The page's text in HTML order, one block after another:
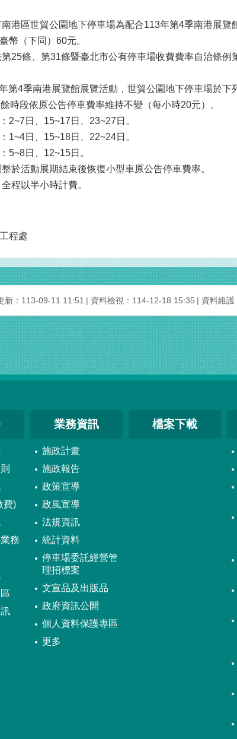
港區世貿公園地下停車場為配合113年第4季南港展
幣（下同）60元。
25條、第31條暨臺北市公有停車場收費費率自治條例
第4季南港展覽館展覽活動，世貿公園地下停車場於
時段依原公告停車費率維持不變（每小時20元）。
2~7日、15~17日、23~27日。
1~4日、15~18日、22~24日。
5~8日、12~15日。
於活動展期結束後恢復小型車原公告停車費率。
程以半小時計費。
程處
新：113-09-11 11:51 資料檢視：114-12-18 15:35 資料維
費)
務
業務資訊
施政計畫
施政報告
政策宣導
政風宣導
法規資訊
統計資料
停車場委託經營管
理招標案
文宣品及出版品
政府資訊公開
個人資料保護專區
更多
檔案下載